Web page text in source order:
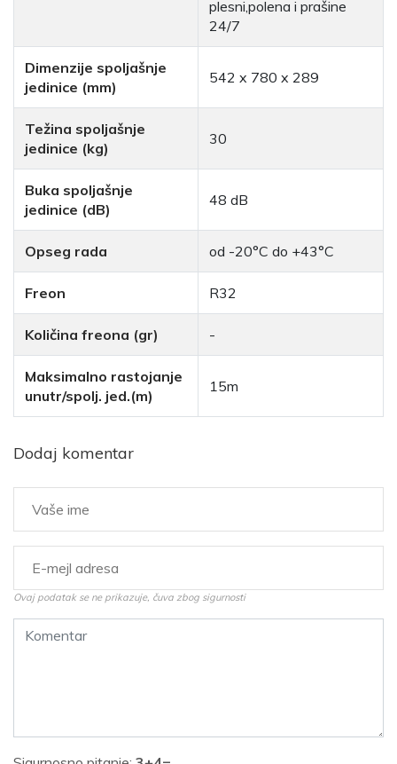
plesni,polena i prašine
24/7
Dimenzije spoljašnje
jedinice (mm)
542 x 780 x 289
Težina spoljašnje
jedinice (kg)
30
Buka spoljašnje
jedinice (dB)
48 dB
Opseg rada od -20°C do +43°C
Freon R32
Količina freona (gr) -
Maksimalno rastojanje
unutr/spolj. jed.(m)
15m
Dodaj komentar
Ovaj podatak se ne prikazuje, čuva zbog sigurnosti